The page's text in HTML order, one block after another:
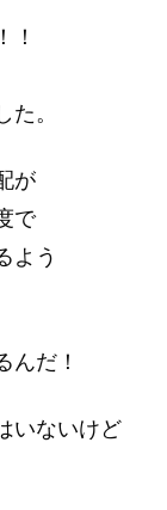
！
。
が
で
よう
んだ！
いないけど